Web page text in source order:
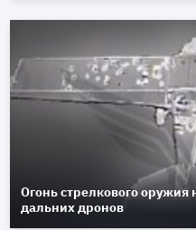
Огонь стрелкового
дальних дронов